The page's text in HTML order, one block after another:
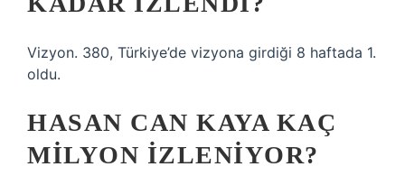
Vizyon. 380, Türkiye’de vizyona girdiği 8 haftada 1.
oldu.
HASAN CAN KAYA KAÇ
MILYON IZLENIYOR?